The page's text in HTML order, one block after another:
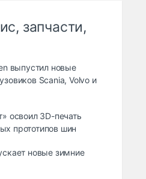
запчасти,
выпустил новые
Scania, Volvo и
освоил 3D-печать
прототипов шин
новые зимние